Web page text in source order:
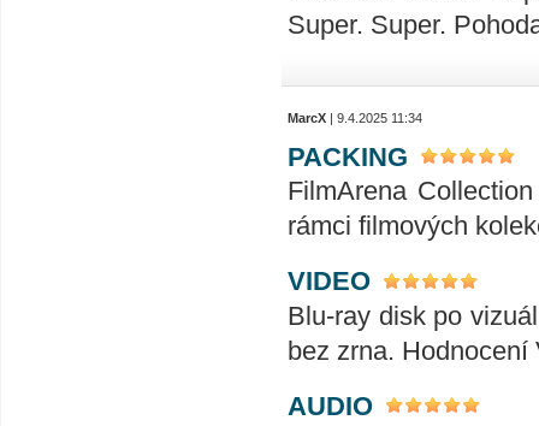
Super. Super.
MarcX | 9.4.2025 11:34
PACKING
FilmArena
rámci filmových
VIDEO
Blu-ray disk po
bez zrna. Hodnocení
AUDIO